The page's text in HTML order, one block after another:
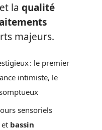
la qualité
majeurs.
: le premier
intimiste, le
sensoriels
et bassin